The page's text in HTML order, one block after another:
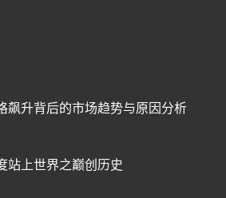
飙升背后的市场趋势与原因分析
站上世界之巅创历史